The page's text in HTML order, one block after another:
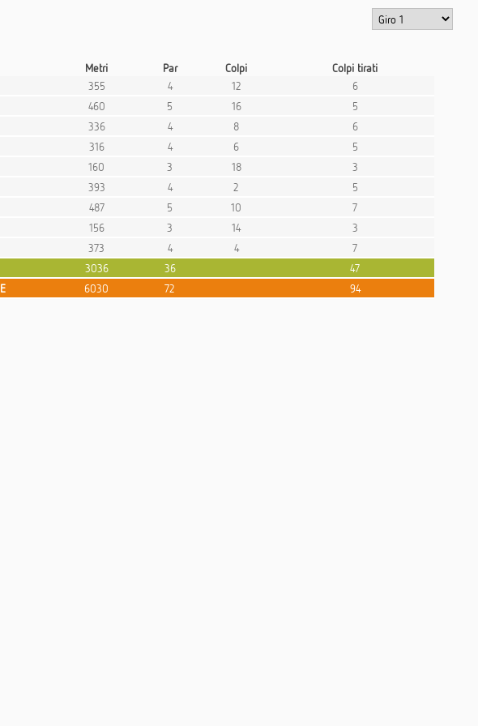
Metri Par Colpi
Colpi tirati
355 4 12
6
460 5 16
5
336 4 8
6
316 4 6
5
160 3 18
3
393 4 2
5
487 5 10
7
156 3 14
3
373 4 4
7
3036 36
47
6030 72 94